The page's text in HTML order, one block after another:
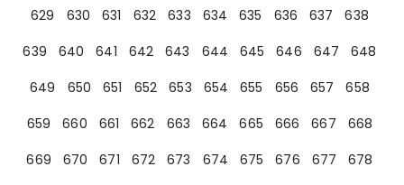
629
630 631 632 633 634 635 636 637
638
639
640 641 642 643 644 645 646 647
648
649
650 651 652 653 654 655 656 657
658
659
660 661 662 663 664 665 666 667
668
669
670 671 672 673 674 675 676 677
678